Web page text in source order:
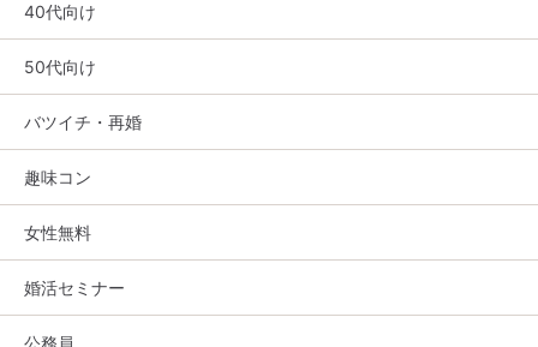
40代向け
50代向け
バツイチ・再婚
趣味コン
女性無料
婚活セミナー